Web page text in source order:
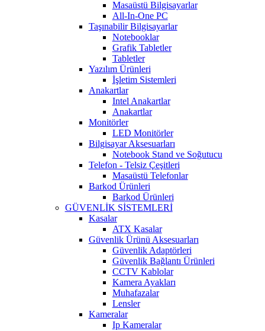
Masaüstü Bilgisayarlar
All-In-One PC
Taşınabilir Bilgisayarlar
Notebooklar
Grafik Tabletler
Tabletler
Yazılım Ürünleri
İşletim Sistemleri
Anakartlar
Intel Anakartlar
Anakartlar
Monitörler
LED Monitörler
Bilgisayar Aksesuarları
Notebook Stand ve Soğutucu
Telefon - Telsiz Çeşitleri
Masaüstü Telefonlar
Barkod Ürünleri
Barkod Ürünleri
GÜVENLİK SİSTEMLERİ
Kasalar
ATX Kasalar
Güvenlik Ürünü Aksesuarları
Güvenlik Adaptörleri
Güvenlik Bağlantı Ürünleri
CCTV Kablolar
Kamera Ayakları
Muhafazalar
Lensler
Kameralar
Ip Kameralar